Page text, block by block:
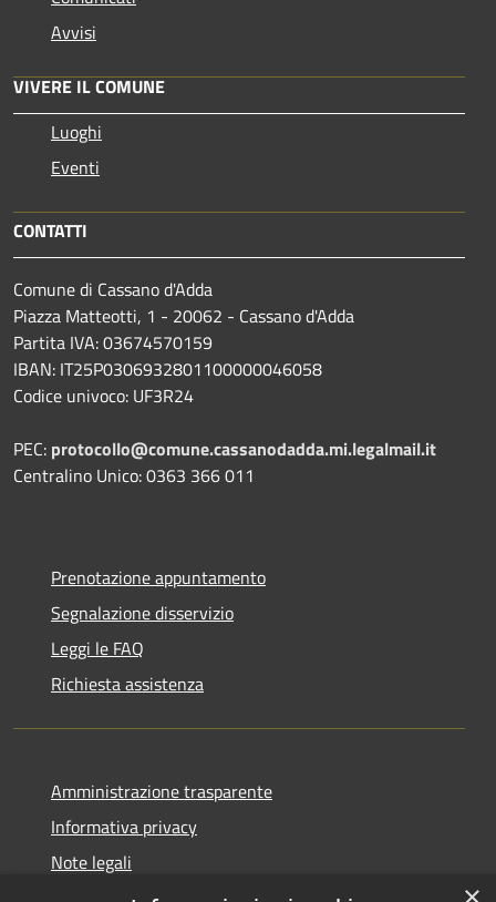
Avvisi
VIVERE IL COMUNE
Luoghi
Eventi
CONTATTI
Comune di Cassano d'Adda
Piazza Matteotti, 1 - 20062 - Cassano d'Adda
Partita IVA: 03674570159
IBAN: IT25P0306932801100000046058
Codice univoco: UF3R24
PEC: protocollo@comune.cassanodadda.mi.legalmail.it
Centralino Unico: 0363 366 011
Prenotazione appuntamento
Segnalazione disservizio
Leggi le FAQ
Richiesta assistenza
Amministrazione trasparente
Informativa privacy
Note legali